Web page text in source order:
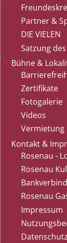
Partner &
DIE VIELEN
Satzung
Bühne &
Zertifikate
Fotogalerie
Videos
Vermietung
Kontakt &
Rosenau -
Rosenau
Rosenau
Impressum